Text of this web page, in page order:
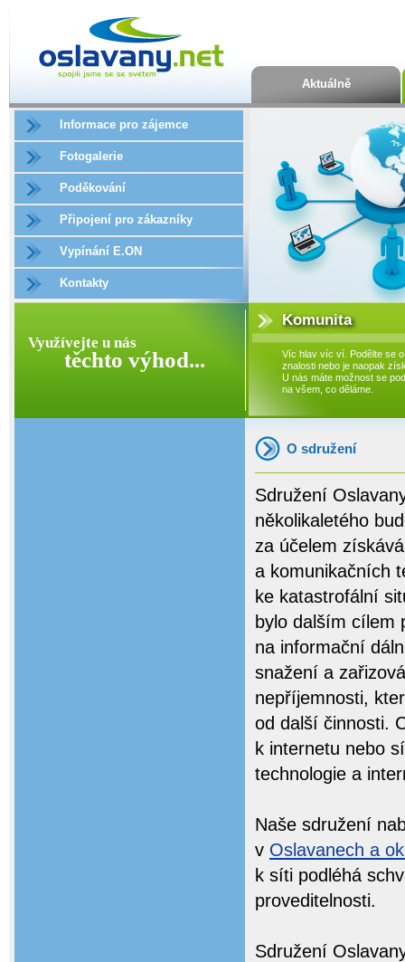
Aktuálně
Informace pro zájemce
Fotogalerie
Poděkování
Připojení pro zákazníky
Vypínání E.ON
Kontakty
Využívejte u nás
těchto výhod...
Komunita
Víc hlav víc ví. Podělte se o
znalosti nebo je naopak
U nás máte možnost se
na všem, co děláme.
O sdružení
Sdružení
několikaletého
za účelem
a komunikačních
ke katastrofální
bylo dalším cílem
na informační
snažení a
nepříjemnosti,
od další činnosti.
k internetu nebo
technologie a
Naše sdružení
v Oslavanech a
k síti podléhá
proveditelnosti.
Sdružení